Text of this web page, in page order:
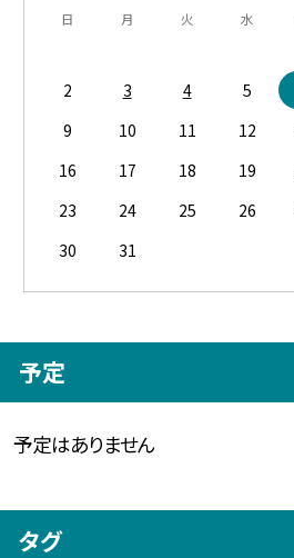
日 月 火 水
2
3 4 5
9
10 11 12
16
17 18 19
23
24 25 26
30
31
予定
予定はありません
タグ